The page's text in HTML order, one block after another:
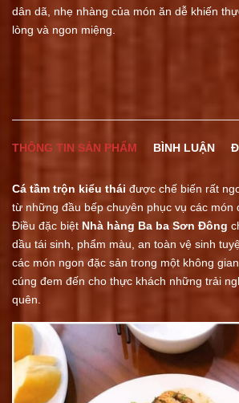
dân dã, nhẹ nhàng của món ăn dễ khiến
lòng và ngon miệng.
THÔNG TIN SẢN PHẨM BÌNH LUẬN
Cá tầm trộn kiểu thái được chế biến rất
từ những đầu bếp chuyên phục vụ các món
Điều đặc biệt Nhà hàng Ba ba Sơn Đông
dầu tái sinh, phẩm màu, an toàn vệ sinh
các món ngon đặc sản trong một không
cúng đem đến cho thực khách những trải
quên.